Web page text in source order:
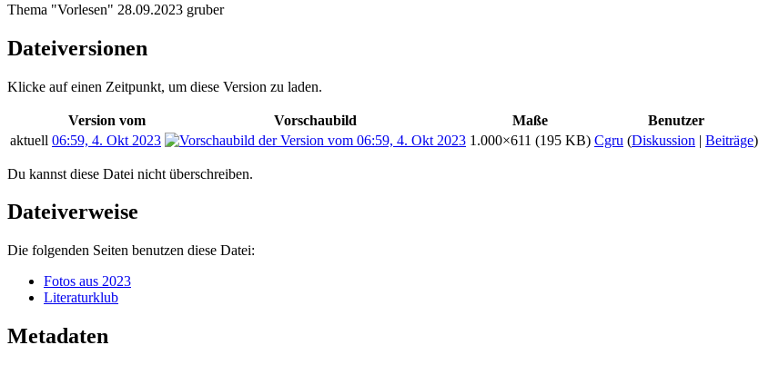
Thema "Vorlesen" 28.09.2023 gruber
Dateiversionen
Klicke auf einen Zeitpunkt, um diese Version zu laden.
Version vom Vorschaubild Maße Benutzer
aktuell 06:59, 4. Okt 2023 1.000×611 (195 KB) Cgru (Diskussion | Beiträge)
Du kannst diese Datei nicht überschreiben.
Dateiverweise
Die folgenden Seiten benutzen diese Datei:
Fotos aus 2023
Literaturklub
Metadaten